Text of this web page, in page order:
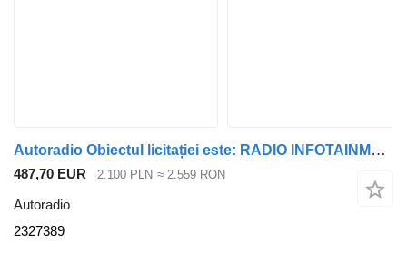
Autoradio Obiectul licitației este: RADIO INFOTAINMENT DISPLAY IVI Pr 2327389 pentru cap tractor DAF XF, XG, XG+
487,70 EUR 2.100 PLN ≈ 2.559 RON
Autoradio
2327389